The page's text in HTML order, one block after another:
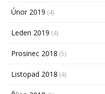
Únor 2019 (4)
Leden 2019 (4)
Prosinec 2018 (5)
Listopad 2018 (4)